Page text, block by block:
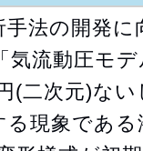
法の開発
気流動圧モ
(二次元)な
る現象であ